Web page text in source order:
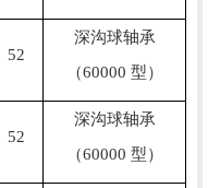
52
深沟球轴承
（60000 型）
52
深沟球轴承
（60000 型）